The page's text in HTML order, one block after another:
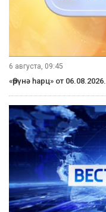
6 августа, 09:45
«Өрүнә һарц» от 06.08.2026.